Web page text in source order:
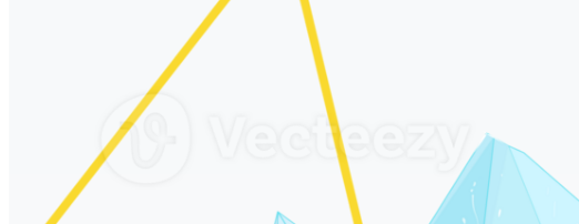
Gráficos en Movimiento
Imágenes Editoriales
Eventos Editoriales